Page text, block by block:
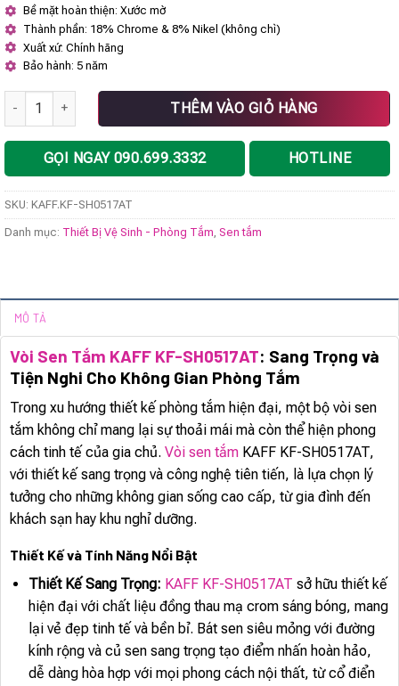
Bề mặt hoàn thiện: Xước mờ
Thành phần: 18% Chrome & 8% Nikel (không chì)
Xuất xứ: Chính hãng
Bảo hành: 5 năm
Vòi sen tắm KAFF KF-SH0517AT số lượngTHÊM VÀO GIỎ HÀNG
GỌI NGAY 090.699.3332 HOTLINE
SKU: KAFF.KF-SH0517AT
Danh mục: Thiết Bị Vệ Sinh - Phòng Tắm Sen tắm
MÔ TẢ
Vòi Sen Tắm KAFF KF-SH0517AT: Sang Trọng và
Tiện Nghi Cho Không Gian Phòng Tắm
Trong xu hướng thiết kế phòng tắm hiện đại, một bộ vòi sen
tắm không chỉ mang lại sự thoải mái mà còn thể hiện phong
cách tinh tế của gia chủ. Vòi sen tắm KAFF KF-SH0517AT,
với thiết kế sang trọng và công nghệ tiên tiến, là lựa chọn lý
tưởng cho những không gian sống cao cấp, từ gia đình đến
khách sạn hay khu nghỉ dưỡng.
Thiết Kế và Tính Năng Nổi Bật
Thiết Kế Sang Trọng: KAFF KF-SH0517AT sở hữu thiết kế
hiện đại với chất liệu đồng thau mạ crom sáng bóng, mang
lại vẻ đẹp tinh tế và bền bỉ. Bát sen siêu mỏng với đường
kính rộng và củ sen sang trọng tạo điểm nhấn hoàn hảo,
dễ dàng hòa hợp với mọi phong cách nội thất, từ cổ điển